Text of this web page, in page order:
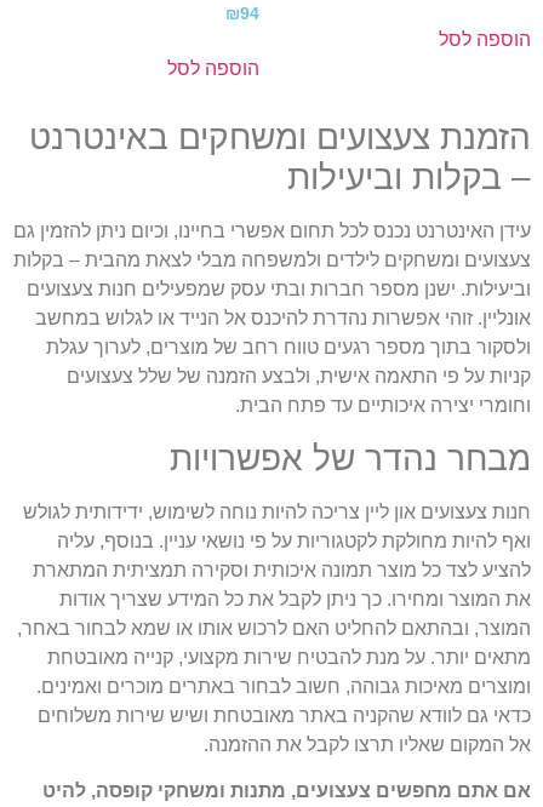
הוספה לסל
₪94
הוספה לסל
הזמנת צעצועים ומשחקים באינטרנט
– בקלות וביעילות
עידן האינטרנט נכנס לכל תחום אפשרי בחיינו, וכיום ניתן להזמין גם
צעצועים ומשחקים לילדים ולמשפחה מבלי לצאת מהבית – בקלות
וביעילות. ישנן מספר חברות ובתי עסק שמפעילים חנות צעצועים
אונליין. זוהי אפשרות נהדרת להיכנס אל הנייד או לגלוש במחשב
ולסקור בתוך מספר רגעים טווח רחב של מוצרים, לערוך עגלת
קניות על פי התאמה אישית, ולבצע הזמנה של שלל צעצועים
וחומרי יצירה איכותיים עד פתח הבית.
מבחר נהדר של אפשרויות
חנות צעצועים און ליין צריכה להיות נוחה לשימוש, ידידותית לגולש
ואף להיות מחולקת לקטגוריות על פי נושאי עניין. בנוסף, עליה
להציע לצד כל מוצר תמונה איכותית וסקירה תמציתית המתארת
את המוצר ומחירו. כך ניתן לקבל את כל המידע שצריך אודות
המוצר, ובהתאם להחליט האם לרכוש אותו או שמא לבחור באחר,
מתאים יותר. על מנת להבטיח שירות מקצועי, קנייה מאובטחת
ומוצרים מאיכות גבוהה, חשוב לבחור באתרים מוכרים ואמינים.
כדאי גם לוודא שהקניה באתר מאובטחת ושיש שירות משלוחים
אל המקום שאליו תרצו לקבל את ההזמנה.
אם אתם מחפשים צעצועים, מתנות ומשחקי קופסה, להיט